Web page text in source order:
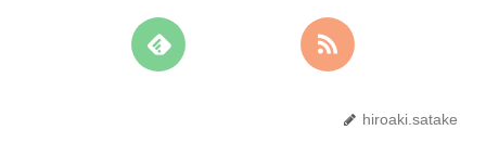
hiroaki.satake